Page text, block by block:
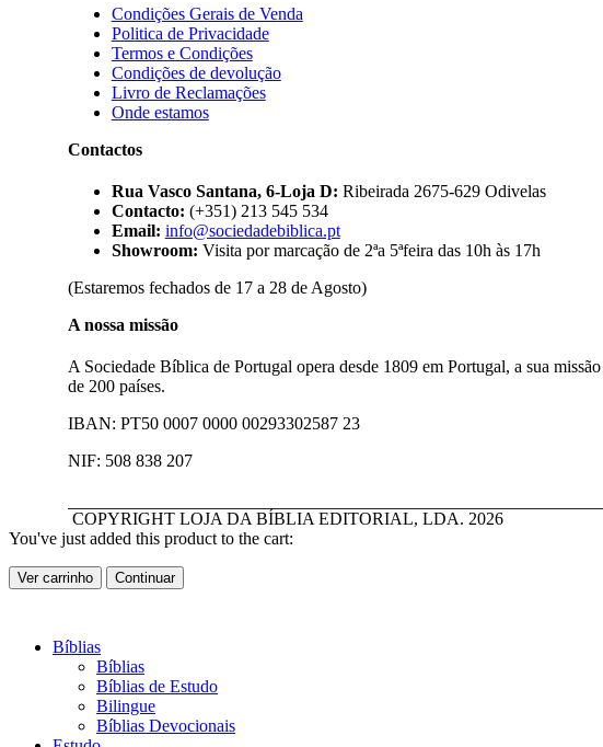
Condições Gerais de Venda
Politica de Privacidade
Termos e Condições
Condições de devolução
Livro de Reclamações
Onde estamos
Contactos
Rua Vasco Santana, 6-Loja D: Ribeirada 2675-629 Odivelas
Contacto: (+351) 213 545 534
Email: info@sociedadebiblica.pt
Showroom: Visita por marcação de 2ªa 5ªfeira das 10h às 17h
(Estaremos fechados de 17 a 28 de Agosto)
A nossa missão
A Sociedade Bíblica de Portugal opera desde 1809 em Portugal, a sua
de 200 países.
IBAN: PT50 0007 0000 00293302587 23
NIF: 508 838 207
COPYRIGHT LOJA DA BÍBLIA EDITORIAL, LDA. 2026
You've just added this product to the cart:
Ver carrinho Continuar
Bíblias
Bíblias
Bíblias de Estudo
Bilingue
Bíblias Devocionais